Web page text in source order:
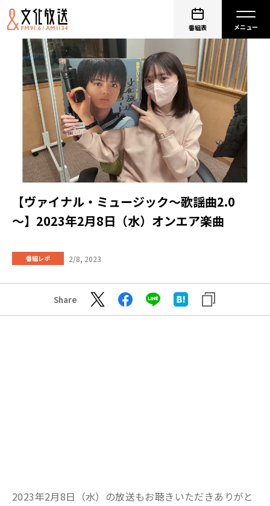
番組表
【ヴァイナル・ミュージック～歌謡曲2.0
～】2023年2月8日（水）オンエア楽曲
番組レポ 2/8, 2023
Share
2023年2月8日（水）の放送もお聴きいただきありがと